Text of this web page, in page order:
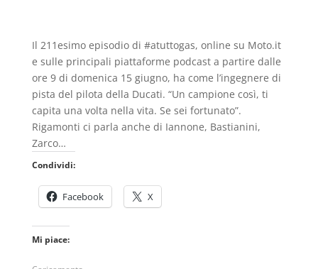
Il 211esimo episodio di #atuttogas, online su Moto.it
e sulle principali piattaforme podcast a partire dalle
ore 9 di domenica 15 giugno, ha come l’ingegnere di
pista del pilota della Ducati. “Un campione così, ti
capita una volta nella vita. Se sei fortunato”.
Rigamonti ci parla anche di Iannone, Bastianini,
Zarco…
Condividi:
Facebook X
Mi piace: